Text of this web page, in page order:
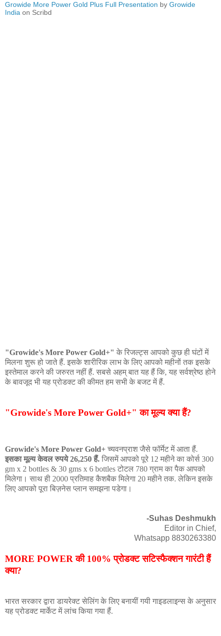
Growide More Power Gold Plus Full Presentation by Growide
India on Scribd
"Growide's More Power Gold+" के रिजल्ट्स आपको कुछ ही घंटों में
मिलना शुरू हो जाते हैं. इसके शारीरिक लाभ के लिए आपको महीनों तक इसके
इस्तेमाल करने की जरुरत नहीं हैं. सबसे अहम् बात यह हैं कि, यह सर्वश्रेष्ठ होने
के बावजूद भी यह प्रोडक्ट की कीमत हम सभी के बजट में हैं.
"Growide's More Power Gold+" का मूल्य क्या हैं?
Growide's More Power Gold+ च्यवनप्राश जैसे फॉर्मेट में आता हैं.
इसका मूल्य केवल रुपये 26,250 हैं. जिसमें आपको पूरे 12 महीने का कोर्स 300
gm x 2 bottles & 30 gms x 6 bottles टोटल 780 ग्राम का पैक आपको
मिलेगा। साथ ही 2000 प्रतिमाह कैशबैक मिलेगा 20 महीने तक. लेकिन इसके
लिए आपको पूरा बिज़नेस प्लान समझना पडेगा।
-Suhas Deshmukh
Editor in Chief,
Whatsapp 8830263380
MORE POWER की 100% प्रोडक्ट सटिस्फैक्शन गारंटी हैं
क्या?
भारत सरकार द्वारा डायरेक्ट सेलिंग के लिए बनायीं गयी गाइडलाइन्स के अनुसार
यह प्रोडक्ट मार्केट में लांच किया गया हैं.